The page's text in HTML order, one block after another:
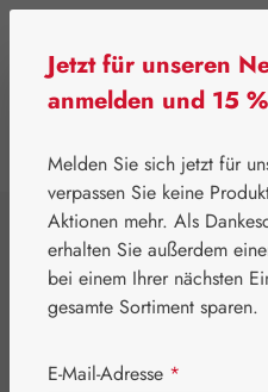
⌂ Gall
Lutein 20
Kapseln
Jetzt für unseren
anmelden und 15
Melden Sie sich jetzt für
verpassen Sie keine
Aktionen mehr. Als
erhalten Sie außerdem
bei einem Ihrer nächsten
gesamte Sortiment sparen.
E-Mail-Adresse *